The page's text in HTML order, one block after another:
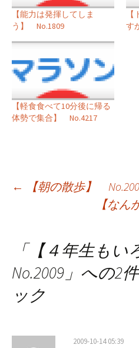
【能力は発揮してしま
う】 No.1809
す
【軽食食べて10分後に帰る
体勢で集合】 No.4217
投
ゲ
ー
←
【朝の散歩】
【な
「【４年生もい
No.2009 」への2
ック
2009-10-14 05:39